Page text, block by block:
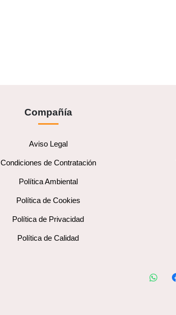
Compañía
Aviso Legal
Condiciones de Contratación
Política Ambiental
Política de Cookies
Política de Privacidad
Política de Calidad